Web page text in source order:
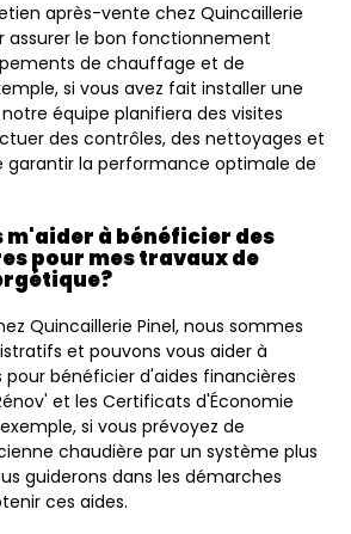
après-vente chez Quincaillerie
assurer le bon fonctionnement
de chauffage et de
si vous avez fait installer une
équipe planifiera des visites
des contrôles, des nettoyages et
garantir la performance optimale de
m'aider à bénéficier des
pour mes travaux de
Quincaillerie Pinel, nous sommes
et pouvons vous aider à
pour bénéficier d'aides financières
et les Certificats d'Économie
si vous prévoyez de
chaudière par un système plus
guiderons dans les démarches
ces aides.